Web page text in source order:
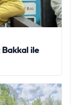
Bakkal ile